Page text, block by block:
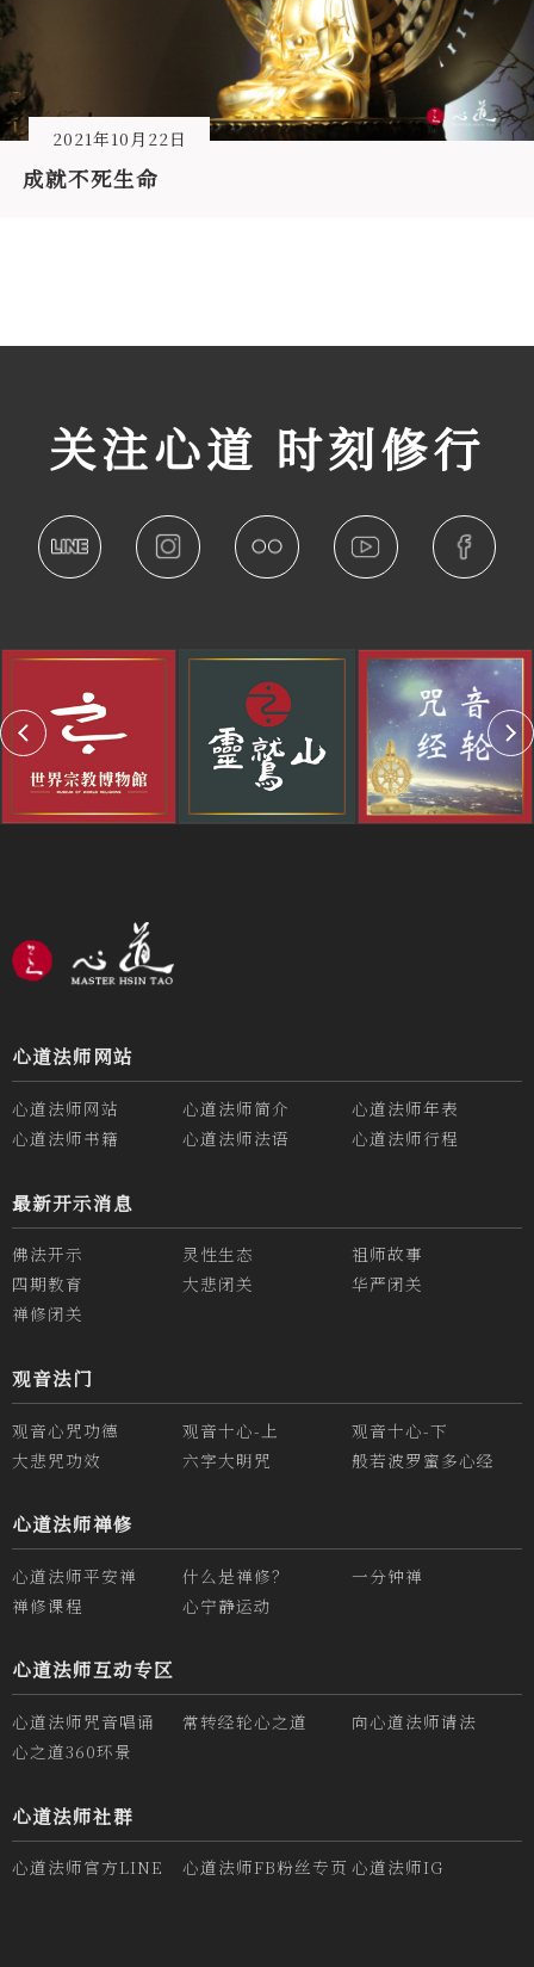
2021年10月22日
成就不死生命
关注心道 时刻修行
心道法师网站
心道法师网站 心道法师简介
心道法师年表
心道法师书籍
心道法师法语 心道法师行程
最新开示消息
佛法开示 灵性生态
祖师故事
四期教育
大悲闭关
华严闭关
禅修闭关
观音法门
观音心咒功德 观音十心-上
观音十心-下
大悲咒功效
六字大明咒 般若波罗蜜多心经
心道法师禅修
心道法师平安禅 什么是禅修？
一分钟禅
禅修课程
心宁静运动
心道法师互动专区
心道法师咒音唱诵 常转经轮心之道
向心道法师请法
心之道360环景
心道法师社群
心道法师官方LINE 心道法师FB粉丝专页 心道法师IG